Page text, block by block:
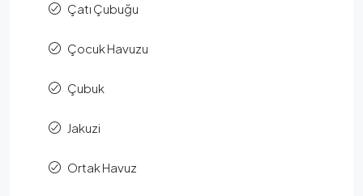
Çatı Çubuğu
Çocuk Havuzu
Çubuk
Jakuzi
Ortak Havuz